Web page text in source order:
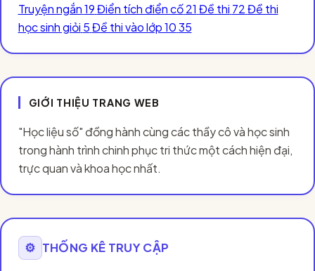
Truyện ngắn19Điển tích điển cố 21 Đề thi 72Đề thi
học sinh giỏi 5Đề thi vào lớp 1035
GIỚI THIỆU TRANG WEB
"Học liệu số" đồng hành cùng các thầy cô và học sinh
trong hành trình chinh phục tri thức một cách hiện đại,
trực quan và khoa học nhất.
⚙️ THỐNG KÊ TRUY CẬP